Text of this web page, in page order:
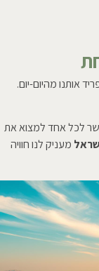
אותנו מהיום-יום.
לכל אחד למצוא את
מעניק לנו חוויה